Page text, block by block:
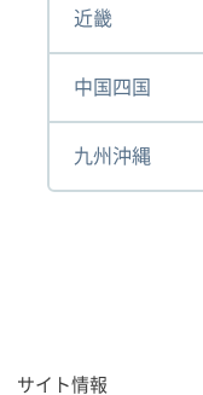
近畿
中国四国
九州沖縄
サイト情報